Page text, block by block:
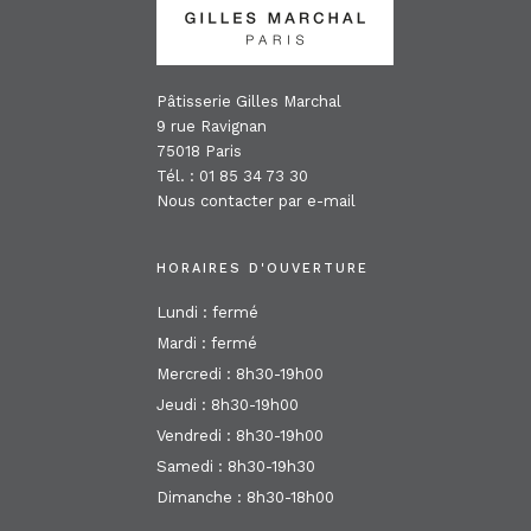
Pâtisserie Gilles Marchal
9 rue Ravignan
75018 Paris
Tél. : 01 85 34 73 30
Nous contacter par e-mail
HORAIRES D'OUVERTURE
Lundi : fermé
Mardi : fermé
Mercredi : 8h30-19h00
Jeudi : 8h30-19h00
Vendredi : 8h30-19h00
Samedi : 8h30-19h30
Dimanche : 8h30-18h00